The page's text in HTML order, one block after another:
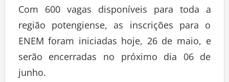
Com 600 vagas disponíveis para toda a
região potengiense, as inscrições para o
ENEM foram iniciadas hoje, 26 de maio, e
serão encerradas no próximo dia 06 de
junho.